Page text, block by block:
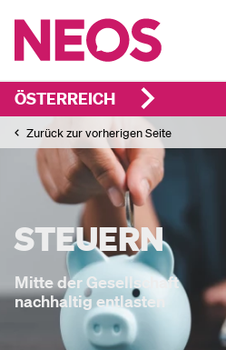
ÖSTERREICH
Zurück zur vorherigen Seite
STEUERN
Mitte der Gesellschaft
nachhaltig entlasten